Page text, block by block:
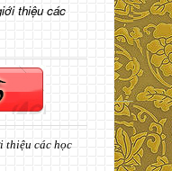
thiệu các
thiệu các học